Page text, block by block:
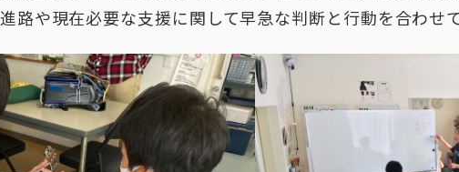
路や現在必要な支援に関して早急な判断と行動を合わせ